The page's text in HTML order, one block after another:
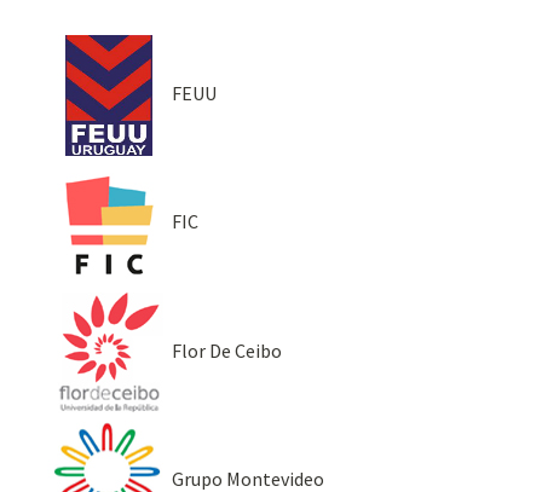
FEUU
FIC
Flor De Ceibo
Grupo Montevideo